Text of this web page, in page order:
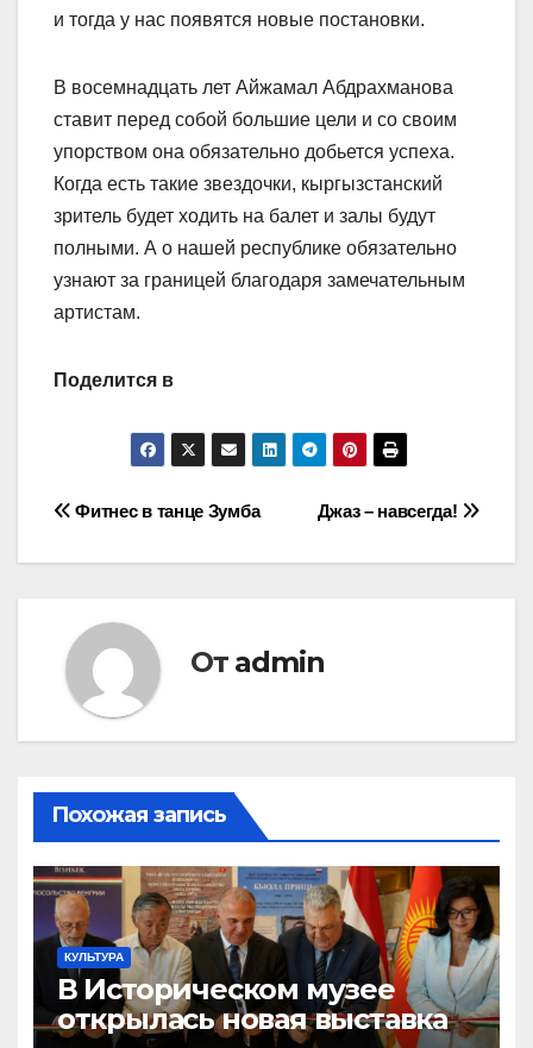
и тогда у нас появятся новые постановки.
В восемнадцать лет Айжамал Абдрахманова
ставит перед собой большие цели и со своим
упорством она обязательно добьется успеха.
Когда есть такие звездочки, кыргызстанский
зритель будет ходить на балет и залы будут
полными. А о нашей республике обязательно
узнают за границей благодаря замечательным
артистам.
Поделится в
Навигация
по
записям
Джаз – навсегда!
Фитнес в танце Зумба
От admin
Похожая запись
КУЛЬТУРА
В Историческом музее
открылась новая выставка